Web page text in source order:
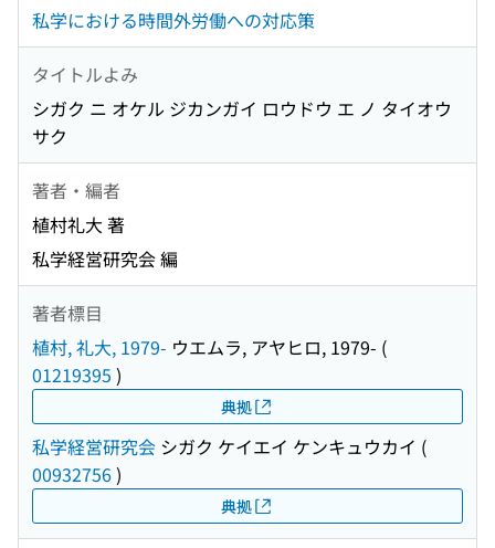
私学における時間外労働への対応策
タイトルよみ
シガク ニ オケル ジカンガイ ロウドウ エ ノ タイオウ
サク
著者・編者
植村礼大 著
私学経営研究会 編
著者標目
植村, 礼大, 1979- ウエムラ, アヤヒロ, 1979- (
01219395 )
典拠
私学経営研究会 シガク ケイエイ ケンキュウカイ (
00932756)
典拠